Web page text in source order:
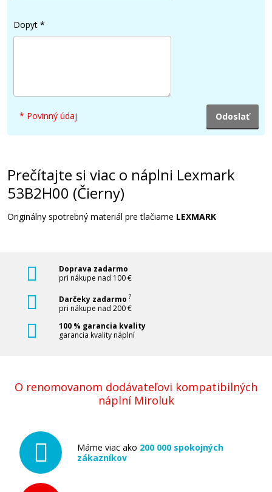
Dopyt *
* Povinný údaj
Prečítajte si viac o náplni Lexmark
53B2H00 (Čierny)
Originálny spotrebný materiál pre tlačiarne LEXMARK
Doprava zadarmo
pri nákupe nad 100 €
Darčeky zadarmo ?
pri nákupe nad 200 €
100 % garancia kvality
garancia kvality náplní
O renomovanom dodávateľovi kompatibilných
náplní Miroluk
Máme viac ako 200 000 spokojných
zákazníkov